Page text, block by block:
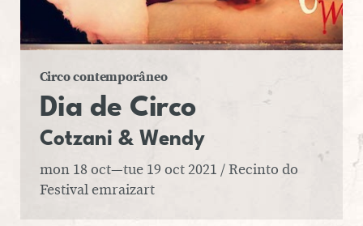
Circo contemporâneo
Dia de Circo
Cot­zani & Wendy
mon 18 oct—tue 19 oct 2021 / Recinto do
Festival emraizart